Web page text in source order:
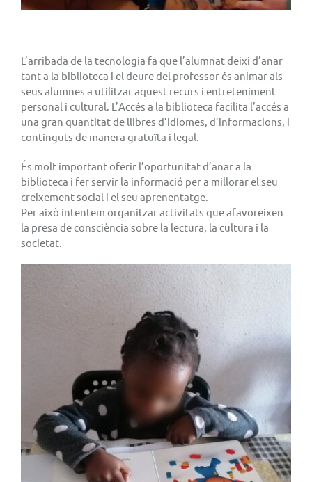
L’arribada de la tecnologia fa que l’alumnat deixi d’anar
tant a la biblioteca i el deure del professor és animar als
seus alumnes a utilitzar aquest recurs i entreteniment
personal i cultural. L’Accés a la biblioteca facilita l’accés a
una gran quantitat de llibres d’idiomes, d’informacions, i
continguts de manera gratuïta i legal.
És molt important oferir l’oportunitat d’anar a la
biblioteca i fer servir la informació per a millorar el seu
creixement social i el seu aprenentatge.
Per això intentem organitzar activitats que afavoreixen
la presa de consciència sobre la lectura, la cultura i la
societat.